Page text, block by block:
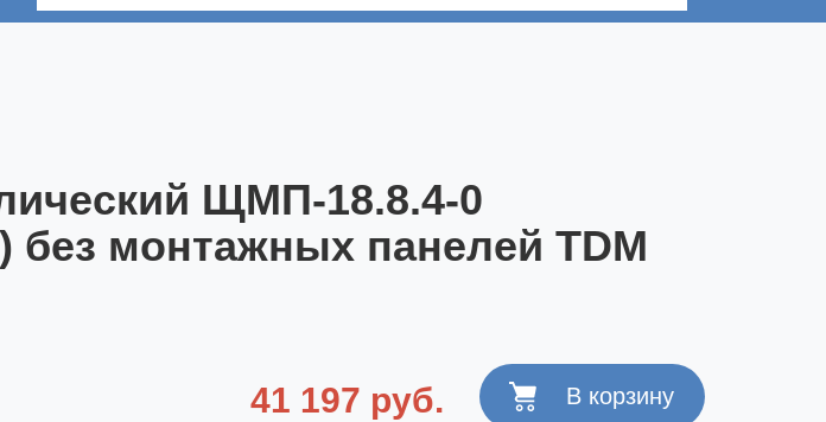
ЩМП-18.8.4-0
без монтажных панелей TDM
41 197 руб.